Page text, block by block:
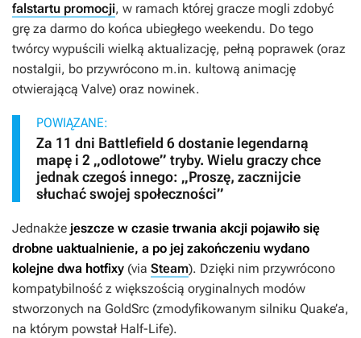
falstartu promocji, w ramach której gracze mogli zdobyć
grę za darmo do końca ubiegłego weekendu. Do tego
twórcy wypuścili wielką aktualizację, pełną poprawek (oraz
nostalgii, bo przywrócono m.in. kultową animację
otwierającą Valve) oraz nowinek.
POWIĄZANE:
Za 11 dni Battlefield 6 dostanie legendarną
mapę i 2 „odlotowe” tryby. Wielu graczy chce
jednak czegoś innego: „Proszę, zacznijcie
słuchać swojej społeczności”
Jednakże jeszcze w czasie trwania akcji pojawiło się
drobne uaktualnienie, a po jej zakończeniu wydano
kolejne dwa hotfixy (via Steam). Dzięki nim przywrócono
kompatybilność z większością oryginalnych modów
stworzonych na GoldSrc (zmodyfikowanym silniku Quake’a,
na którym powstał Half-Life).